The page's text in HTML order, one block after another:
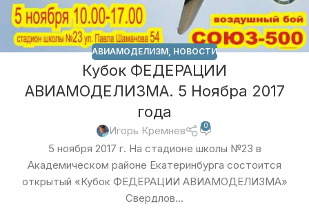
АВИАМОДЕЛИЗМ, НОВОСТИ
Кубок ФЕДЕРАЦИИ
АВИАМОДЕЛИЗМА. 5 Ноябра 2017
года
Игорь Кремнев 0
5 ноября 2017 г. На стадионе школы №23 в
Академическом районе Екатеринбурга состоится
открытый «Кубок ФЕДЕРАЦИИ АВИАМОДЕЛИЗМА»
Свердлов...